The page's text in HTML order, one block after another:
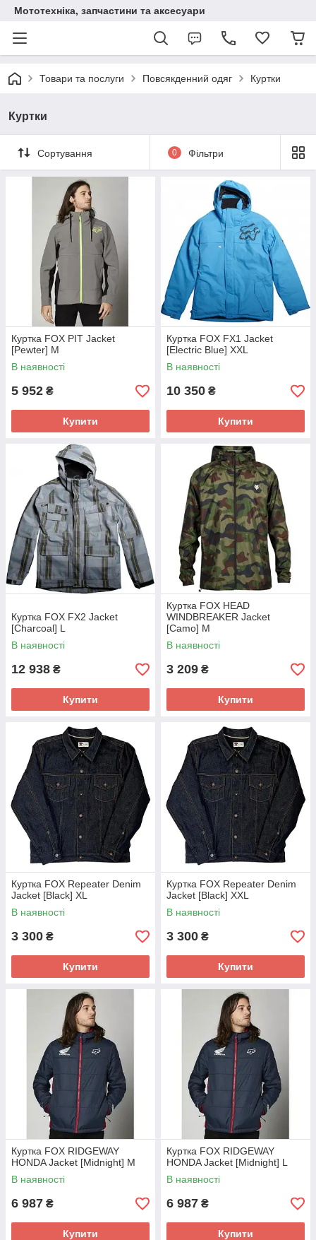
Мототехніка, запчастини та аксесуари
Товари та послуги Повсякденний одяг Куртки
Куртки
Сортування 0 Фільтри
Куртка FOX PIT Jacket
[Pewter] M
В наявності
5 952 ₴
Купити
Куртка FOX FX1 Jacket
[Electric Blue] XXL
В наявності
10 350 ₴
Купити
Куртка FOX FX2 Jacket
[Charcoal] L
В наявності
12 938 ₴
Купити
Куртка FOX HEAD
WINDBREAKER Jacket
[Camo] M
В наявності
3 209 ₴
Купити
Куртка FOX Repeater Denim
Jacket [Black] XL
В наявності
3 300 ₴
Купити
Куртка FOX Repeater Denim
Jacket [Black] XXL
В наявності
3 300 ₴
Купити
Куртка FOX RIDGEWAY
HONDA Jacket [Midnight] M
В наявності
6 987 ₴
Купити
Куртка FOX RIDGEWAY
HONDA Jacket [Midnight] L
В наявності
6 987 ₴
Купити